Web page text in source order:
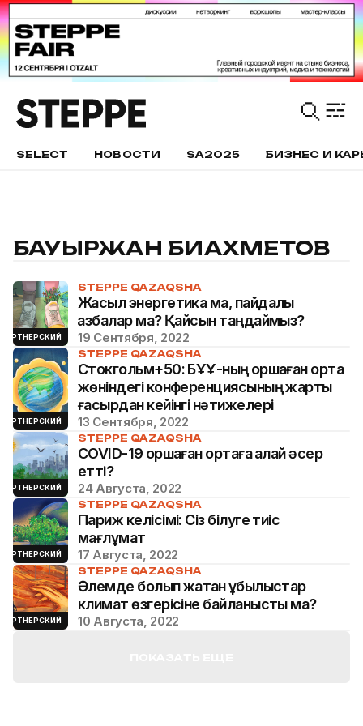
SELECT НОВОСТИ SA2025 БИЗНЕС И
БАУЫРЖАН БИАХМЕТОВ
ПАРТНЕРСКИЙ
STEPPE QAZAQSHA
Жасыл энергетика ма, пайдалы
қазбалар ма? Қайсын таңдаймыз?
19 Сентября, 2022
ПАРТНЕРСКИЙ
STEPPE QAZAQSHA
Стокгольм+50: БҰҰ-ның қоршаған орта
жөніндегі конференциясының жарты
ғасырдан кейінгі нәтижелері
13 Сентября, 2022
ПАРТНЕРСКИЙ
STEPPE QAZAQSHA
COVID-19 қоршаған ортаға қалай әсер
етті?
24 Августа, 2022
ПАРТНЕРСКИЙ
STEPPE QAZAQSHA
Париж келісімі: Сіз білуге тиіс
мағлұмат
17 Августа, 2022
ПАРТНЕРСКИЙ
STEPPE QAZAQSHA
Әлемде болып жатқан құбылыстар
климат өзгерісіне байланысты ма?
10 Августа, 2022